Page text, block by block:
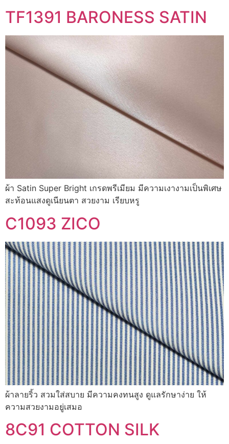
TF1391 BARONESS SATIN
ผ้า Satin Super Bright เกรดพรีเมียม มีความเงางามเป็นพิเศษ
สะท้อนแสงดูเนียนตา สวยงาม เรียบหรู
C1093 ZICO
ผ้าลายริ้ว สวมใส่สบาย มีความคงทนสูง ดูแลรักษาง่าย ให้
ความสวยงามอยู่เสมอ
8C91 COTTON SILK